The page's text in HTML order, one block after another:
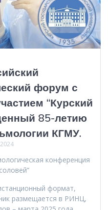
форум с
“Курский
85-летию
КГМУ.
конференция
формат,
размещается в РИНЦ,